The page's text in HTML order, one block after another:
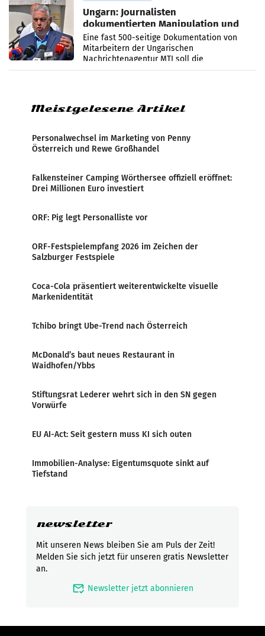
Ungarn: Journalisten
dokumentierten Manipulation und
Zensur
Eine fast 500-seitige Dokumentation von
Mitarbeitern der Ungarischen
Nachrichtenagentur MTI soll die
systematische Nachrichten-Manipulation und
Meistgelesene Artikel
Personalwechsel im Marketing von Penny
Österreich und Rewe Großhandel
Falkensteiner Camping Wörthersee offiziell eröffnet:
Drei Millionen Euro investiert
ORF: Pig legt Personalliste vor
ORF-Festspielempfang 2026 im Zeichen der
Salzburger Festspiele
Coca-Cola präsentiert weiterentwickelte visuelle
Markenidentität
Tchibo bringt Ube-Trend nach Österreich
McDonald’s baut neues Restaurant in
Waidhofen/Ybbs
Stiftungsrat Lederer wehrt sich in den SN gegen
Vorwürfe
EU AI-Act: Seit gestern muss KI sich outen
Immobilien-Analyse: Eigentumsquote sinkt auf
Tiefstand
newsletter
Mit unseren News bleiben Sie am Puls der Zeit!
Melden Sie sich jetzt für unseren gratis Newsletter
an.
mark_email_read Newsletter jetzt abonnieren